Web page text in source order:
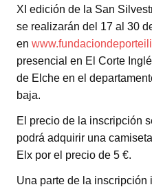
XI edición de la San
se realizarán del 17 al 30
en
presencial en El Corte
de Elche en el
baja.
El precio de la inscripción
podrá adquirir una
Elx por el precio de 5 €.
Una parte de la inscripción